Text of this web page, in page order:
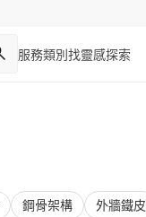
服務類別 找靈感探索
鋼骨架構 外牆鐵皮